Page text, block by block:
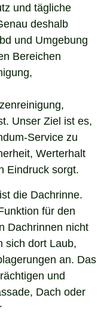
und tägliche
deshalb
und Umgebung
Bereichen
Unser Ziel ist es,
Service zu
Werterhalt
Eindruck sorgt.
die Dachrinne.
für den
Dachrinnen nicht
sich dort Laub,
an. Das
und
Dach oder